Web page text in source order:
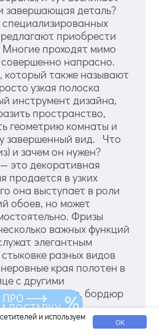
завершающая деталь?
приобрести
проходят мимо
совершенно напрасно.
также называют
узкая полоска
инструмент дизайна,
пространство,
геометрию комнаты и
завершенный вид. Что
и зачем он нужен?
это декоративная
продается в узких
она выступает в роли
обоев, но может
Фризы
важных функций
элегантным
разных видов
края полотен в
с другими
Кроме того, бордюр
и используем
ОК
ПРО
ДОСТАВКУ